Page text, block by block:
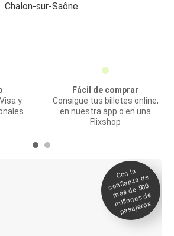
Chalon-sur-Saône
y
Fácil de comprar
Consigue tus billetes online,
en nuestra app o en una
Flixshop
Con la
confianza de
más de 500
millones de
pasajeros